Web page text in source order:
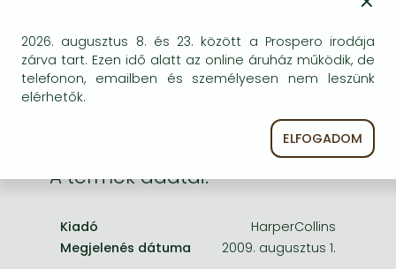
Bleach manga
One-Punch Man manga
másik, kapható kiadást, forduljon
ügyfélszolgálatunkhoz!
A termék adatai:
Kiadó
HarperCollins
Megjelenés dátuma
2009. augusztus 1.
2026. augusztus 8. és 23. között a Prospero irodája
zárva tart. Ezen idő alatt az online áruház működik, de
telefonon, emailben és személyesen nem leszünk
elérhetők.
ELFOGADOM